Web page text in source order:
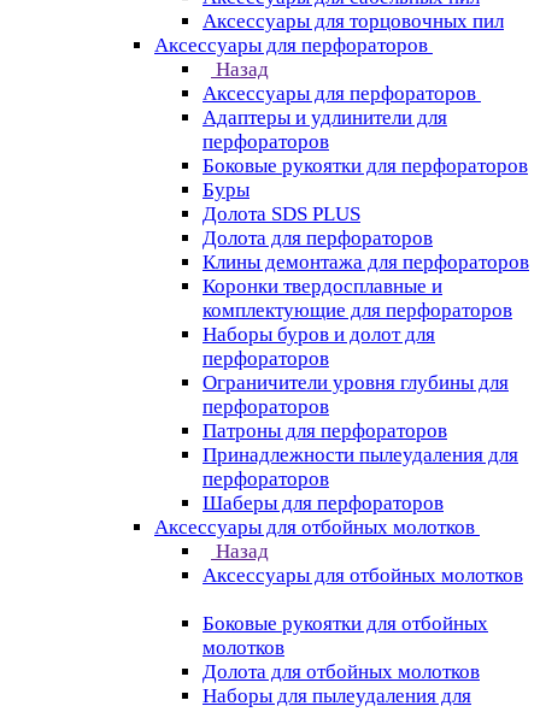
Аксессуары для торцовочных пил
Аксессуары для перфораторов
Назад
Аксессуары для перфораторов
Адаптеры и удлинители для
перфораторов
Боковые рукоятки для перфораторов
Буры
Долота SDS PLUS
Долота для перфораторов
Клины демонтажа для перфораторов
Коронки твердосплавные и
комплектующие для перфораторов
Наборы буров и долот для
перфораторов
Ограничители уровня глубины для
перфораторов
Патроны для перфораторов
Принадлежности пылеудаления для
перфораторов
Шаберы для перфораторов
Аксессуары для отбойных молотков
Назад
Аксессуары для отбойных молотков
Боковые рукоятки для отбойных
молотков
Долота для отбойных молотков
Наборы для пылеудаления для